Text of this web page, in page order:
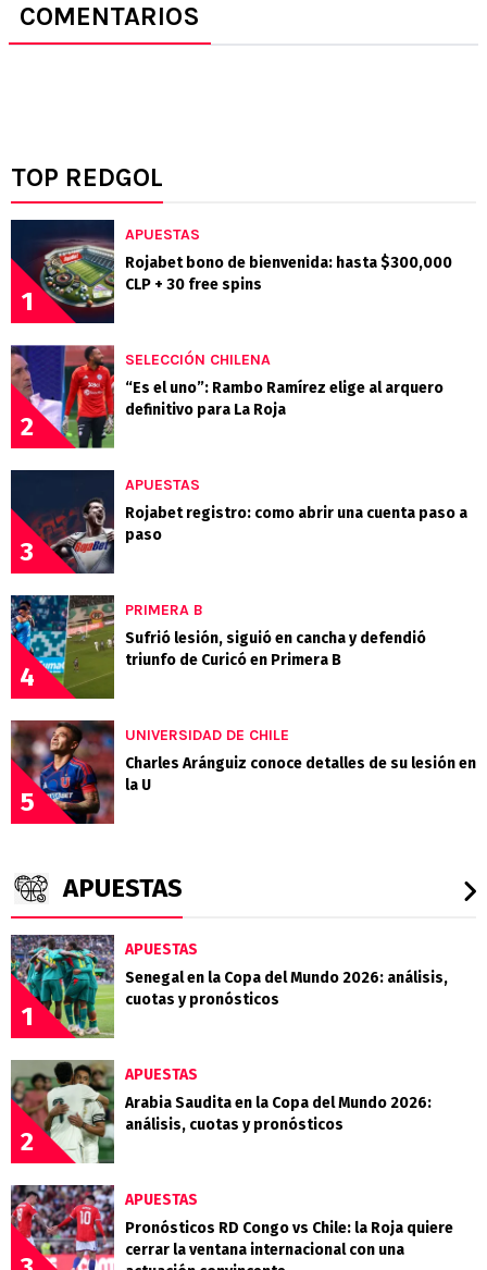
COMENTARIOS
TOP REDGOL
1
APUESTAS
Rojabet bono de bienvenida: hasta $300,000
CLP + 30 free spins
2
SELECCIÓN CHILENA
“Es el uno”: Rambo Ramírez elige al arquero
definitivo para La Roja
3
APUESTAS
Rojabet registro: como abrir una cuenta paso a
paso
4
PRIMERA B
Sufrió lesión, siguió en cancha y defendió
triunfo de Curicó en Primera B
5
UNIVERSIDAD DE CHILE
Charles Aránguiz conoce detalles de su lesión en
la U
APUESTAS
1
APUESTAS
Senegal en la Copa del Mundo 2026: análisis,
cuotas y pronósticos
2
APUESTAS
Arabia Saudita en la Copa del Mundo 2026:
análisis, cuotas y pronósticos
APUESTAS
Pronósticos RD Congo vs Chile: la Roja quiere
cerrar la ventana internacional con una